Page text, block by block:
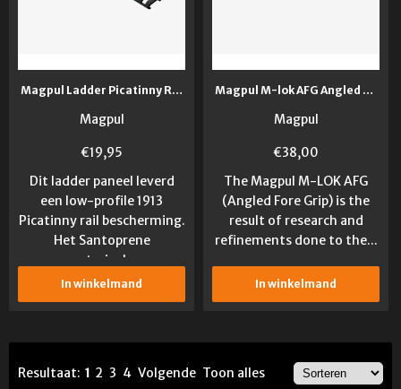
Magpul Ladder Picatinny Rail Cover Zwart
Magpul
€19,95
Dit ladder paneel leverd
een low-profile 1913
Picatinny rail bescherming.
Het Santoprene
materiaal...
In winkelmand
Magpul M-lok AFG Angled Fore Grip
Magpul
€38,00
The Magpul M-LOK AFG
(Angled Fore Grip) is the
result of research and
refinements done to the...
In winkelmand
Resultaat: 1 2 3 4 Volgende Toon alles